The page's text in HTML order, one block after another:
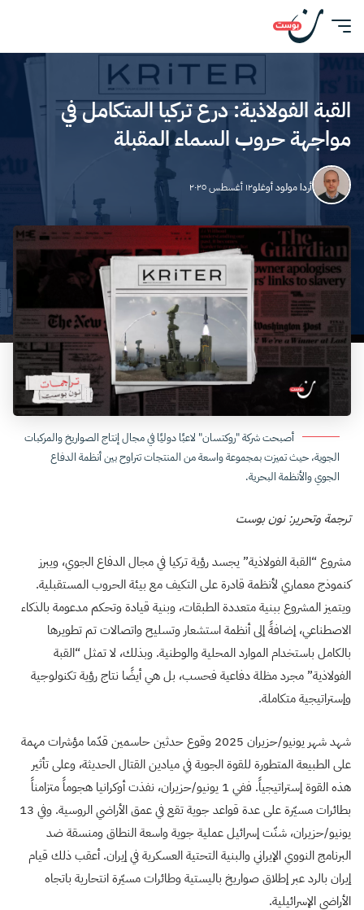
القبة الفولاذية: درع تركيا المتكامل في
مواجهة حروب السماء المقبلة
أردا مولود أوغلو١٢ أغسطس ٢٠٢٥
أصبحت شركة "روكتسان" لاعبًا دوليًا في مجال إنتاج الصواريخ والمركبات
الجوية، حيث تميزت بمجموعة واسعة من المنتجات تتراوح بين أنظمة الدفاع
الجوي والأنظمة البحرية.
ترجمة وتحرير: نون بوست
مشروع “القبة الفولاذية” يجسد رؤية تركيا في مجال الدفاع الجوي، ويبرز
كنموذج معماري لأنظمة قادرة على التكيف مع بيئة الحروب المستقبلية.
ويتميز المشروع ببنية متعددة الطبقات، وبنية قيادة وتحكم مدعومة بالذكاء
الاصطناعي، إضافةً إلى أنظمة استشعار وتسليح واتصالات تم تطويرها
بالكامل باستخدام الموارد المحلية والوطنية. وبذلك، لا تمثل “القبة
الفولاذية” مجرد مظلة دفاعية فحسب، بل هي أيضًا نتاج رؤية تكنولوجية
وإستراتيجية متكاملة.
شهد شهر يونيو/حزيران 2025 وقوع حدثين حاسمين قدّما مؤشرات مهمة
على الطبيعة المتطورة للقوة الجوية في ميادين القتال الحديثة، وعلى تأثير
هذه القوة إستراتيجياً. ففي 1 يونيو/حزيران، نفذت أوكرانيا هجوماً متزامناً
بطائرات مسيّرة على عدة قواعد جوية تقع في عمق الأراضي الروسية. وفي 13
يونيو/حزيران، شنّت إسرائيل عملية جوية واسعة النطاق ومنسقة ضد
البرنامج النووي الإيراني والبنية التحتية العسكرية في إيران. أعقب ذلك قيام
إيران بالرد عبر إطلاق صواريخ باليستية وطائرات مسيّرة انتحارية باتجاه
الأراضي الإسرائيلية.